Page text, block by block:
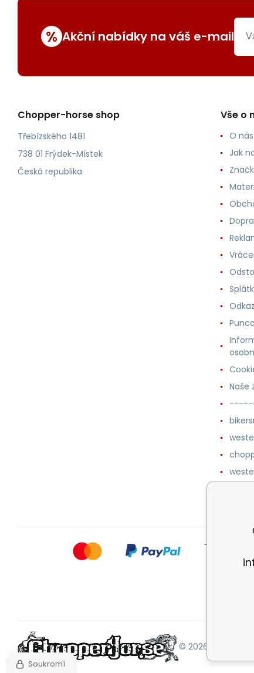
% Akční nabídky na váš e-mail
Chopper-horse shop
Třebízského 1481
738 01 Frýdek-Místek
Česká republika
Vše o
O nás
Jak
Naše
© 2026 |
Soukromí